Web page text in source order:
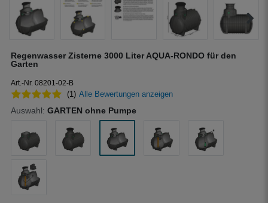
Regenwasser Zisterne 3000 Liter AQUA-RONDO für den
Garten
Art.-Nr. 08201-02-B
(1) Alle Bewertungen anzeigen
Auswahl: GARTEN ohne Pumpe